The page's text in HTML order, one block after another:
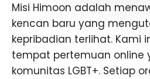
Misi Himoon adalah
kencan baru yang
kepribadian terlihat. Kami
tempat pertemuan online
komunitas LGBT+. Setiap